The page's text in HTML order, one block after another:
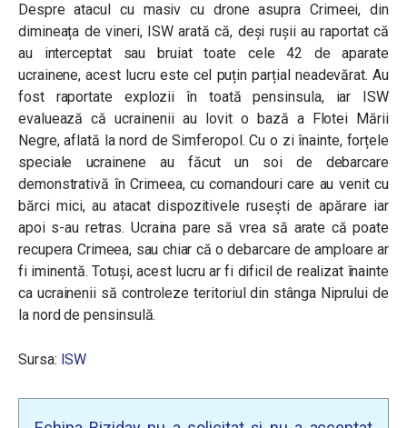
Despre atacul cu masiv cu drone asupra Crimeei, din
dimineața de vineri, ISW arată că, deși rușii au raportat că
au interceptat sau bruiat toate cele 42 de aparate
ucrainene, acest lucru este cel puțin parțial neadevărat. Au
fost raportate explozii în toată pensinsula, iar ISW
evaluează că ucrainenii au lovit o bază a Flotei Mării
Negre, aflată la nord de Simferopol. Cu o zi înainte, forțele
speciale ucrainene au făcut un soi de debarcare
demonstrativă în Crimeea, cu comandouri care au venit cu
bărci mici, au atacat dispozitivele rusești de apărare iar
apoi s-au retras. Ucraina pare să vrea să arate că poate
recupera Crimeea, sau chiar că o debarcare de amploare ar
fi iminentă. Totuși, acest lucru ar fi dificil de realizat înainte
ca ucrainenii să controleze teritoriul din stânga Niprului de
la nord de pensinsulă.
Sursa: ISW